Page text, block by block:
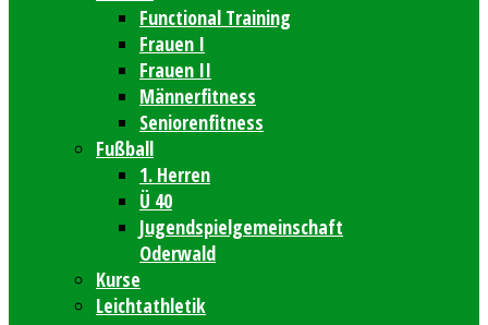
Functional Training
Frauen I
Frauen II
Männerfitness
Seniorenfitness
Fußball
1. Herren
Ü 40
Jugendspielgemeinschaft
Oderwald
Kurse
Leichtathletik